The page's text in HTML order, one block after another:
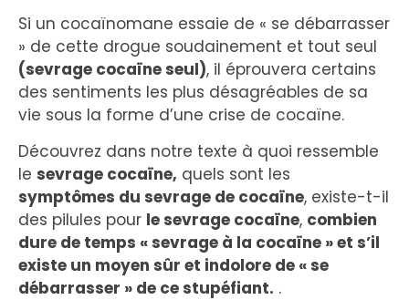
Si un cocaïnomane essaie de « se débarrasser
» de cette drogue soudainement et tout seul
(sevrage cocaïne seul), il éprouvera certains
des sentiments les plus désagréables de sa
vie sous la forme d’une crise de cocaïne.
Découvrez dans notre texte à quoi ressemble
le sevrage cocaïne, quels sont les
symptômes du sevrage de cocaïne, existe-t-il
des pilules pour le sevrage cocaïne, combien
dure de temps « sevrage à la cocaïne » et s’il
existe un moyen sûr et indolore de « se
débarrasser » de ce stupéfiant. .